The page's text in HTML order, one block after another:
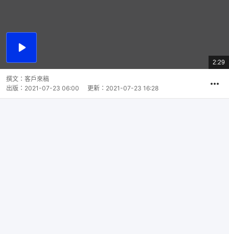
播
總
共
2:29
撰文： 客戶來稿
出版： 2021-07-23 06:00 更新： 2021-07-23 16:28